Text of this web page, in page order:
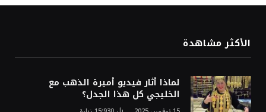
الأكثر مشاهدة
لماذا أثار فيديو أميرة الذهب مع
الخليجي كل هذا الجدل؟